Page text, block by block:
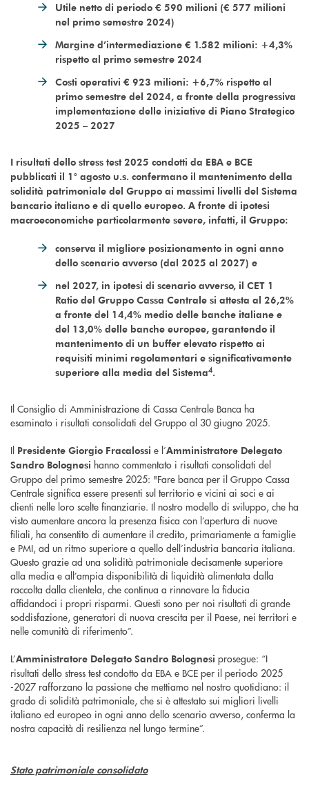
Utile netto di periodo € 590 milioni (€ 577 milioni
nel primo semestre 2024)
Margine d’intermediazione € 1.582 milioni: +4,3%
rispetto al primo semestre 2024
Costi operativi € 923 milioni: +6,7% rispetto al
primo semestre del 2024, a fronte della progressiva
implementazione delle iniziative di Piano Strategico
2025 – 2027
I risultati dello stress test 2025 condotti da EBA e BCE
pubblicati il 1° agosto u.s. confermano il mantenimento della
solidità patrimoniale del Gruppo ai massimi livelli del Sistema
bancario italiano e di quello europeo. A fronte di ipotesi
macroeconomiche particolarmente severe, infatti, il Gruppo:
conserva il migliore posizionamento in ogni anno
dello scenario avverso (dal 2025 al 2027) e
nel 2027, in ipotesi di scenario avverso, il CET 1
Ratio del Gruppo Cassa Centrale si attesta al 26,2%
a fronte del 14,4% medio delle banche italiane e
del 13,0% delle banche europee, garantendo il
mantenimento di un buffer elevato rispetto ai
requisiti minimi regolamentari e significativamente
superiore alla media del Sistema4.
Il Consiglio di Amministrazione di Cassa Centrale Banca ha
esaminato i risultati consolidati del Gruppo al 30 giugno 2025.
Il Presidente Giorgio Fracalossi e l’Amministratore Delegato
Sandro Bolognesi hanno commentato i risultati consolidati del
Gruppo del primo semestre 2025: "Fare banca per il Gruppo Cassa
Centrale significa essere presenti sul territorio e vicini ai soci e ai
clienti nelle loro scelte finanziarie. Il nostro modello di sviluppo, che ha
visto aumentare ancora la presenza fisica con l’apertura di nuove
filiali, ha consentito di aumentare il credito, primariamente a famiglie
e PMI, ad un ritmo superiore a quello dell’industria bancaria italiana.
Questo grazie ad una solidità patrimoniale decisamente superiore
alla media e all’ampia disponibilità di liquidità alimentata dalla
raccolta dalla clientela, che continua a rinnovare la fiducia
affidandoci i propri risparmi. Questi sono per noi risultati di grande
soddisfazione, generatori di nuova crescita per il Paese, nei territori e
nelle comunità di riferimento”.
L’Amministratore Delegato Sandro Bolognesi prosegue: “I
risultati dello stress test condotto da EBA e BCE per il periodo 2025
-2027 rafforzano la passione che mettiamo nel nostro quotidiano: il
grado di solidità patrimoniale, che si è attestato sui migliori livelli
italiano ed europeo in ogni anno dello scenario avverso, conferma la
nostra capacità di resilienza nel lungo termine”.
Stato patrimoniale consolidato